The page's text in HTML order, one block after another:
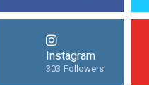
Instagram
303 Followers